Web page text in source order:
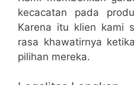
kecacatan pada
Karena itu klien kami
rasa khawatirnya
pilihan mereka.